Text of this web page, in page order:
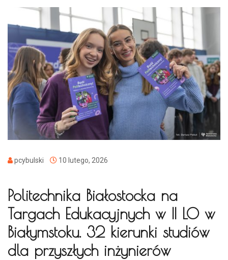
pcybulski 10 lutego, 2026
Politechnika Białostocka na
Targach Edukacyjnych w II LO w
Białymstoku. 32 kierunki studiów
dla przyszłych inżynierów